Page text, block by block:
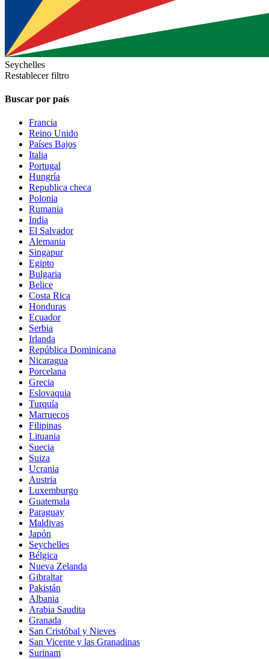
Seychelles
Restablecer filtro
Buscar por país
Francia
Reino Unido
Países Bajos
Italia
Portugal
Hungría
Republica checa
Polonia
Rumania
India
El Salvador
Alemania
Singapur
Egipto
Bulgaria
Belice
Costa Rica
Honduras
Ecuador
Serbia
Irlanda
República Dominicana
Nicaragua
Porcelana
Grecia
Eslovaquia
Turquía
Marruecos
Filipinas
Lituania
Suecia
Suiza
Ucrania
Austria
Luxemburgo
Guatemala
Paraguay
Maldivas
Japón
Seychelles
Bélgica
Nueva Zelanda
Gibraltar
Pakistán
Albania
Arabia Saudita
Granada
San Cristóbal y Nieves
San Vicente y las Granadinas
Surinam